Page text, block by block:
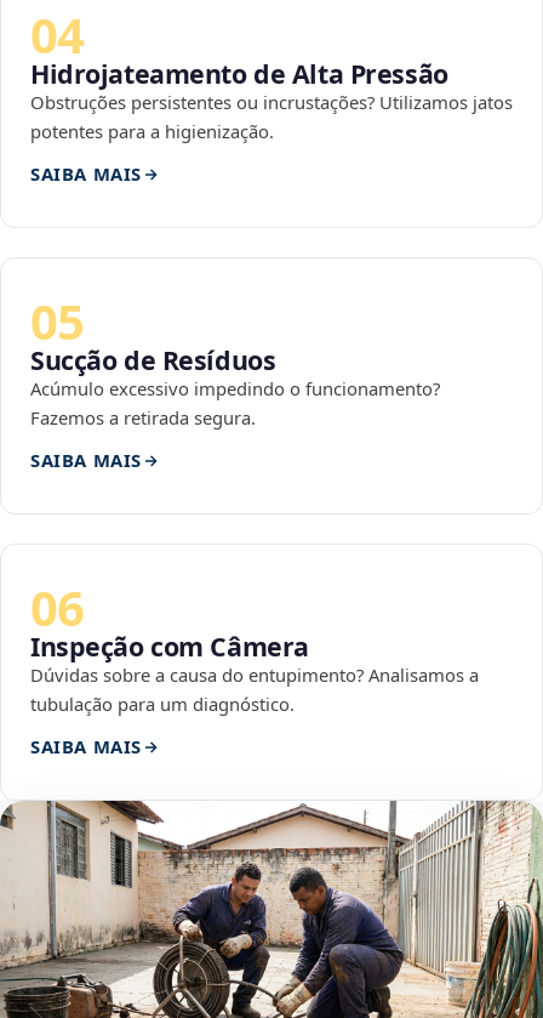
04
Hidrojateamento de Alta Pressão
Obstruções persistentes ou incrustações? Utilizamos jatos
potentes para a higienização.
SAIBA MAIS
05
Sucção de Resíduos
Acúmulo excessivo impedindo o funcionamento?
Fazemos a retirada segura.
SAIBA MAIS
06
Inspeção com Câmera
Dúvidas sobre a causa do entupimento? Analisamos a
tubulação para um diagnóstico.
SAIBA MAIS